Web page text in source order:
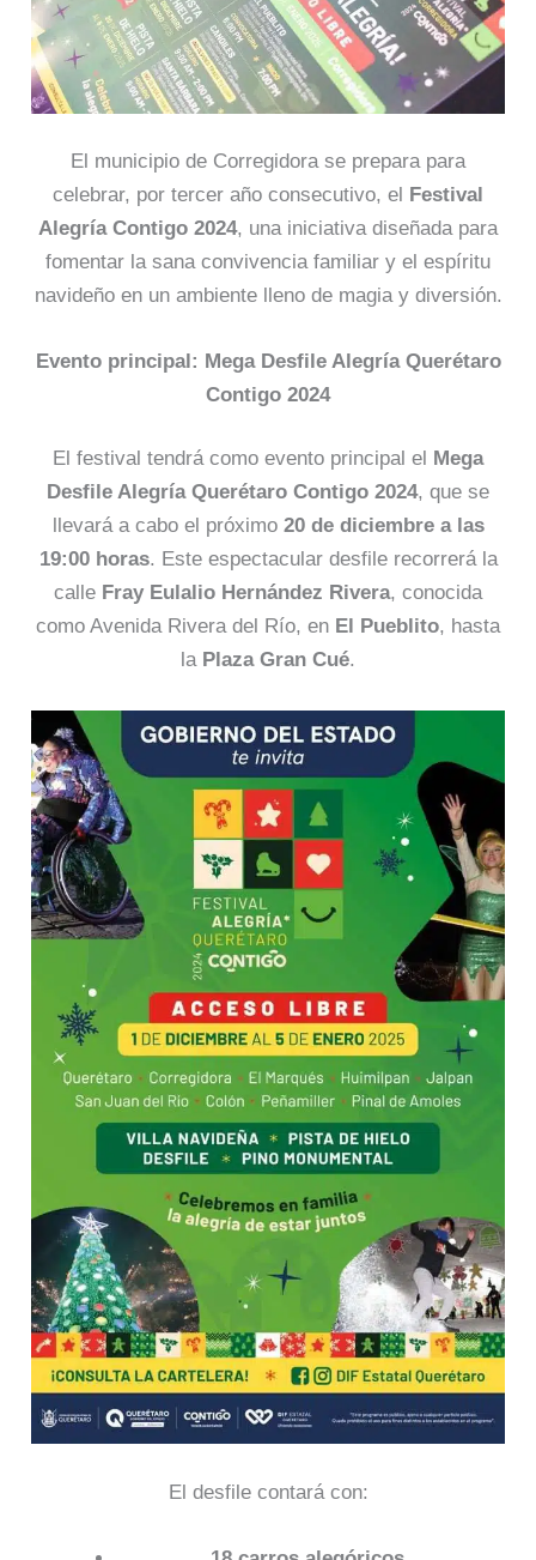
El municipio de Corregidora se prepara para
celebrar, por tercer año consecutivo, el Festival
Alegría Contigo 2024, una iniciativa diseñada para
fomentar la sana convivencia familiar y el espíritu
navideño en un ambiente lleno de magia y diversión.
Evento principal: Mega Desfile Alegría Querétaro
Contigo 2024
El festival tendrá como evento principal el
Mega
Desfile Alegría Querétaro Contigo 2024, que se
llevará a cabo el próximo 20 de diciembre a las
19:00 horas. Este espectacular desfile recorrerá la
calle Fray Eulalio Hernández Rivera, conocida
como Avenida Rivera del Río, en El Pueblito, hasta
la Plaza Gran Cué.
El desfile contará con: